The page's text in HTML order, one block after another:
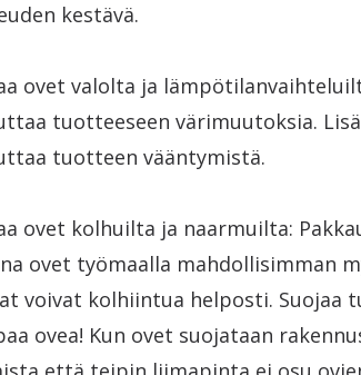
kestävä.
ovet valolta ja
tuotteeseen värimuutoksia.
tuotteen vääntymistä.
ovet kolhuilta ja naarmuilta:
ovet työmaalla mahdollisimman
voivat kolhiintua helposti. Suojaa
ovea! Kun ovet suojataan